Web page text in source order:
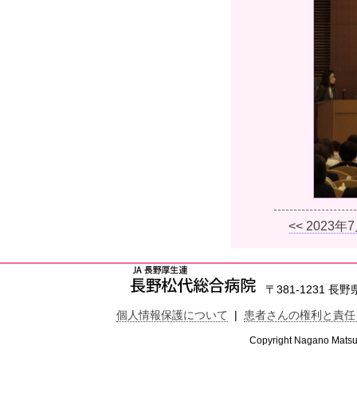
<< 2023年
〒381-1231 長野
個人情報保護について
| 患者さんの権利と責
Copyright Nagano